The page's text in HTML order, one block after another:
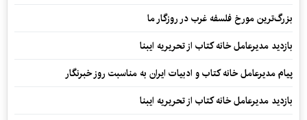
بزرگ‌ترین مورخ فلسفه غرب در روزگار ما
بازدید مدیرعامل خانه کتاب از تحریریه ایبنا
پیام مدیرعامل خانه کتاب و ادبیات ایران به مناسبت روز خبرنگار
بازدید مدیرعامل خانه کتاب از تحریریه ایبنا